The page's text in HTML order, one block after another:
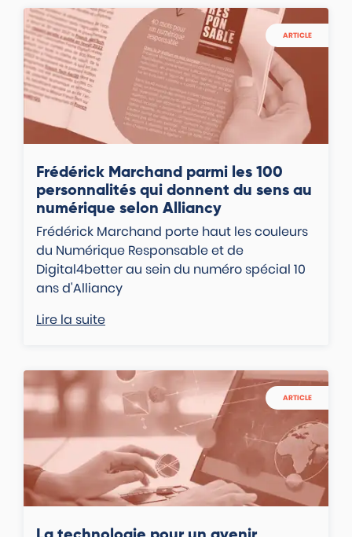
ARTICLE
Frédérick Marchand parmi les 100
personnalités qui donnent du sens au
numérique selon Alliancy
Frédérick Marchand porte haut les couleurs
du Numérique Responsable et de
Digital4better au sein du numéro spécial 10
ans d'Alliancy
Lire la suite
ARTICLE